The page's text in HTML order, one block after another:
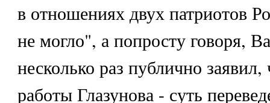
в отношениях двух патриотов
не могло", а попросту говоря,
несколько раз публично
работы Глазунова - суть